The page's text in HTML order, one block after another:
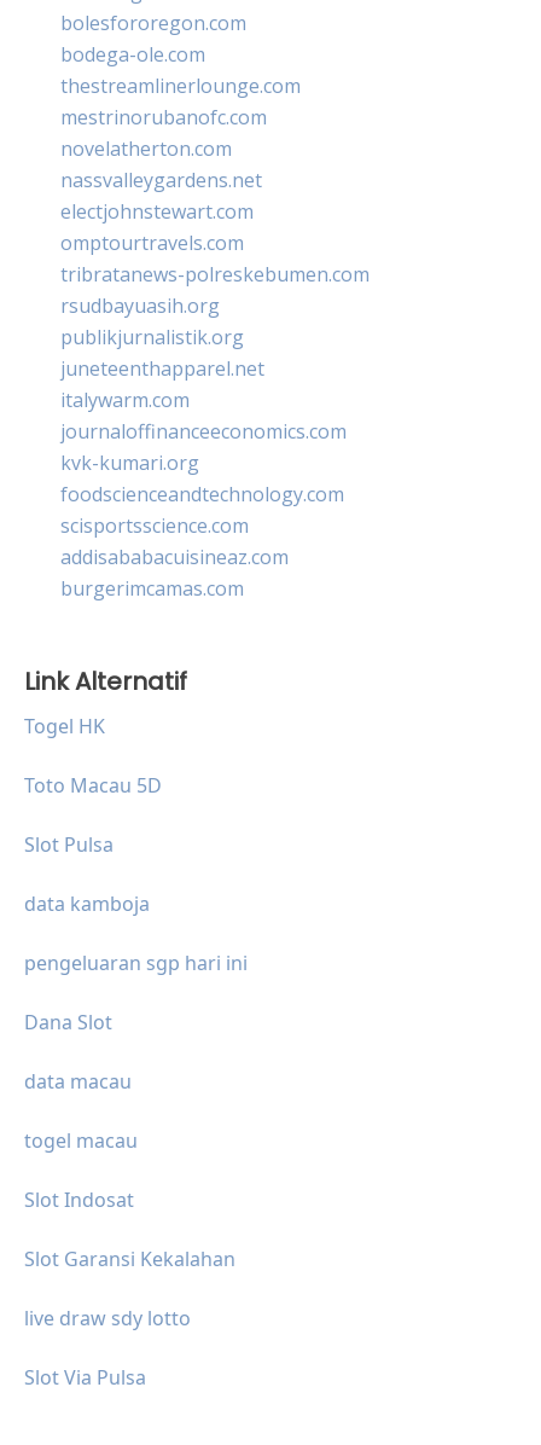
bolesfororegon.com
bodega-ole.com
thestreamlinerlounge.com
mestrinorubanofc.com
novelatherton.com
nassvalleygardens.net
electjohnstewart.com
omptourtravels.com
tribratanews-polreskebumen.com
rsudbayuasih.org
publikjurnalistik.org
juneteenthapparel.net
italywarm.com
journaloffinanceeconomics.com
kvk-kumari.org
foodscienceandtechnology.com
scisportsscience.com
addisababacuisineaz.com
burgerimcamas.com
Link Alternatif
Togel HK
Toto Macau 5D
Slot Pulsa
data kamboja
pengeluaran sgp hari ini
Dana Slot
data macau
togel macau
Slot Indosat
Slot Garansi Kekalahan
live draw sdy lotto
Slot Via Pulsa